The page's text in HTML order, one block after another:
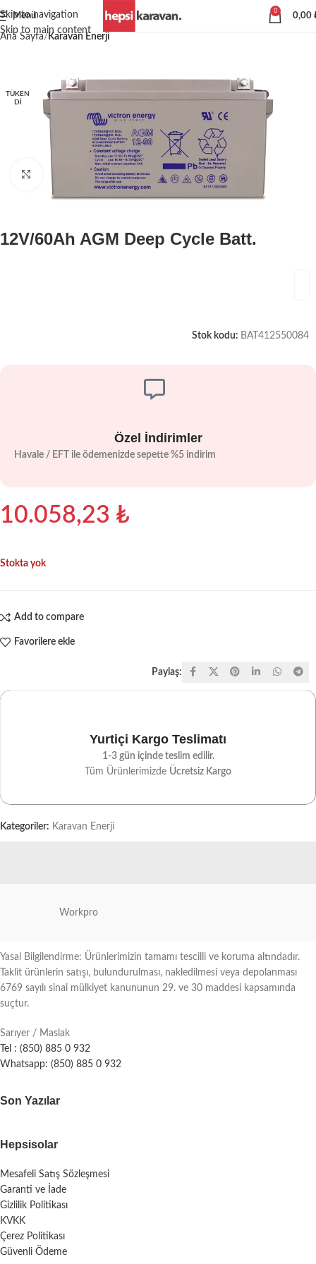
Skip to navigation
Skip to main content
Menü
0
0,00
Ana Sayfa Karavan Enerji
TÜKEN
DI
Büyütmek için tıklayın
12V/60Ah AGM Deep Cycle Batt.
Stok kodu: BAT412550084
Özel İndirimler
Havale / EFT ile ödemenizde sepette %5 indirim
10.058,23 ₺
Stokta yok
Add to compare
Favorilere ekle
Paylaş:
Yurtiçi Kargo Teslimatı
1-3 gün içinde teslim edilir.
Tüm Ürünlerimizde Ücretsiz Kargo
Kategoriler: Karavan Enerji
Workpro
Yasal Bilgilendirme: Ürünlerimizin tamamı tescilli ve koruma altındadır.
Taklit ürünlerin satışı, bulundurulması, nakledilmesi veya depolanması
6769 sayılı sinai mülkiyet kanununun 29. ve 30 maddesi kapsamında
suçtur.
Sarıyer / Maslak
Tel : (850) 885 0 932
Whatsapp: (850) 885 0 932
Son Yazılar
Hepsisolar
Mesafeli Satış Sözleşmesi
Garanti ve İade
Gizlilik Politikası
KVKK
Çerez Politikası
Güvenli Ödeme